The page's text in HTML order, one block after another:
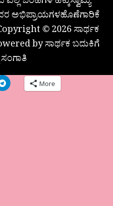
ಅಭಿಪ್ರಾಯಗಳಹೊಣೆಗಾರಿಕೆ
© 2026 ಸಾರ್ಥಕ
by ಸಾರ್ಥಕ ಬದುಕಿಗೆ
More